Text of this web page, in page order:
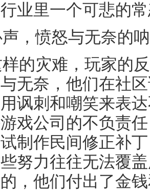
业里一个可悲的
，愤怒与无奈的
的灾难，玩家的
无奈，他们在社
讽刺和嘲笑来表
戏公司的不负责
制作民间修正补
努力往往无法覆
，他们付出了金